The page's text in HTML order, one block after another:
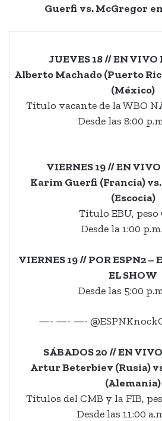
Guerfi vs. McGregor
JUEVES 18 // EN VIVO
Alberto Machado (Puerto
(México)
Título vacante de la WBO
Desde las 8:00
VIERNES 19 // EN
Karim Guerfi (Francia) vs.
(Escocia)
Título EBU, peso
Desde la 1:00
VIERNES 19 // POR ESPN2 –
EL SHOW
Desde las 5:00
—- —- —-
SÁBADOS 20 // EN
Artur Beterbiev (Rusia)
(Alemania)
Títulos del CMB y la FIB,
Desde las 11:00